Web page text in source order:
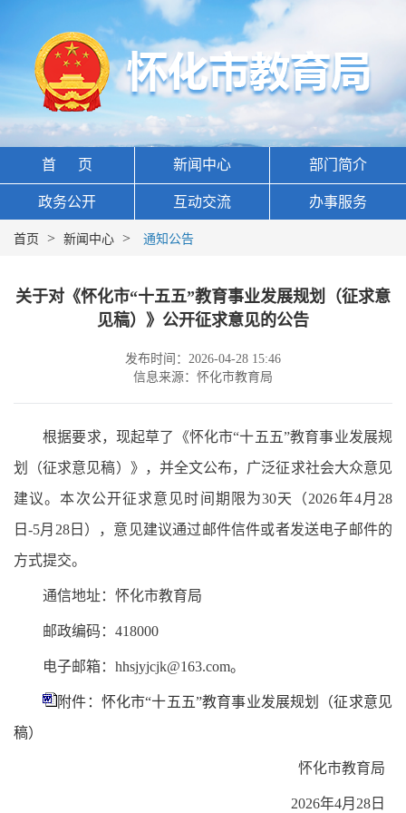
首 页 新闻中心 部门简介
政务公开 互动交流 办事服务
首页 > 新闻中心 > 通知公告
关于对《怀化市“十五五”教育事业发展规划（征求意
见稿）》公开征求意见的公告
发布时间：2026-04-28 15:46
信息来源：怀化市教育局
根据要求，现起草了《怀化市“十五五”教育事业发展规
划（征求意见稿）》，并全文公布，广泛征求社会大众意见
建议。本次公开征求意见时间期限为30天（2026年4月28
日-5月28日），意见建议通过邮件信件或者发送电子邮件的
方式提交。
通信地址：怀化市教育局
邮政编码：418000
电子邮箱：hhsjyjcjk@163.com。
附件：怀化市“十五五”教育事业发展规划（征求意见
稿）
怀化市教育局
2026年4月28日